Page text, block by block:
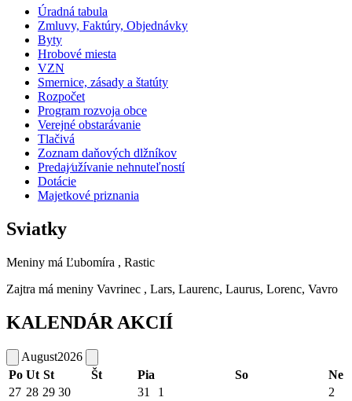
Úradná tabula
Zmluvy, Faktúry, Objednávky
Byty
Hrobové miesta
VZN
Smernice, zásady a štatúty
Rozpočet
Program rozvoja obce
Verejné obstarávanie
Tlačivá
Zoznam daňových dlžníkov
Predaj⁄užívanie nehnuteľností
Dotácie
Majetkové priznania
Sviatky
Meniny má Ľubomíra , Rastic
Zajtra má meniny Vavrinec , Lars, Laurenc, Laurus, Lorenc, Vavro
KALENDÁR AKCIÍ
August2026
Po Ut St Št Pia So
Ne
27 28 29 30 31 1 2